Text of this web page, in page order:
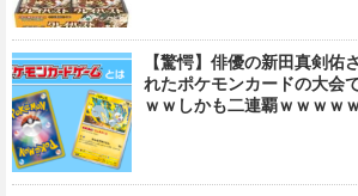
【驚愕】俳優の新田真剣佑
れたポケモンカードの大会
ｗｗしかも二連覇ｗｗｗｗ